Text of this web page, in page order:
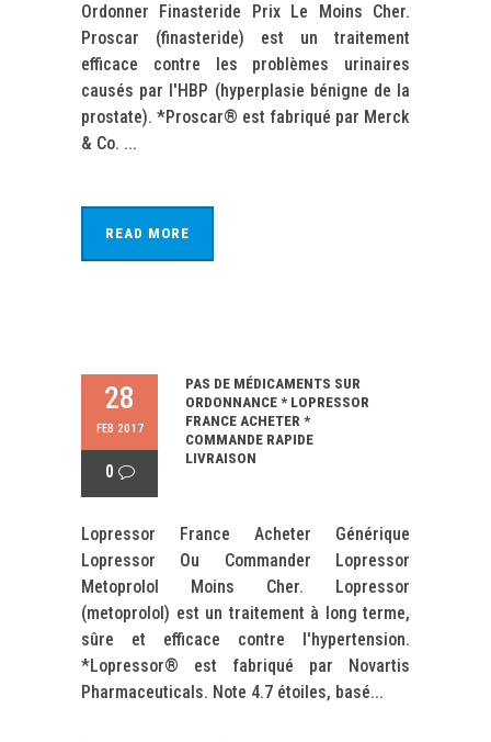
Ordonner Finasteride Prix Le Moins Cher.
Proscar (finasteride) est un traitement
efficace contre les problèmes urinaires
causés par l'HBP (hyperplasie bénigne de la
prostate). *Proscar® est fabriqué par Merck
& Co. ...
READ MORE
28
FEB 2017
0
PAS DE MÉDICAMENTS SUR
ORDONNANCE * LOPRESSOR
FRANCE ACHETER *
COMMANDE RAPIDE
LIVRAISON
Lopressor France Acheter Générique
Lopressor Ou Commander Lopressor
Metoprolol Moins Cher. Lopressor
(metoprolol) est un traitement à long terme,
sûre et efficace contre l'hypertension.
*Lopressor® est fabriqué par Novartis
Pharmaceuticals. Note 4.7 étoiles, basé...